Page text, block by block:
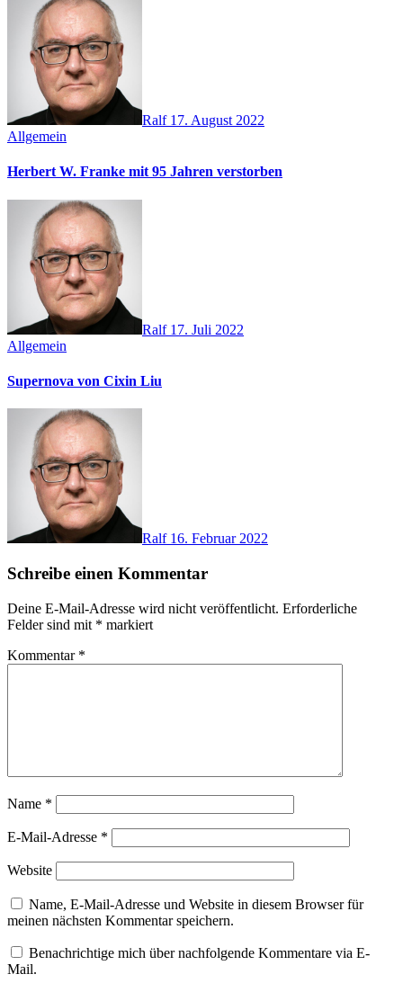
Ralf 17. August 2022
Allgemein
Herbert W. Franke mit 95 Jahren verstorben
Ralf 17. Juli 2022
Allgemein
Supernova von Cixin Liu
Ralf 16. Februar 2022
Schreibe einen Kommentar
Deine E-Mail-Adresse wird nicht veröffentlicht. Erforderliche
Felder sind mit * markiert
Kommentar *
Name *
E-Mail-Adresse *
Website
Name, E-Mail-Adresse und Website in diesem Browser für
meinen nächsten Kommentar speichern.
Benachrichtige mich über nachfolgende Kommentare via E-
Mail.